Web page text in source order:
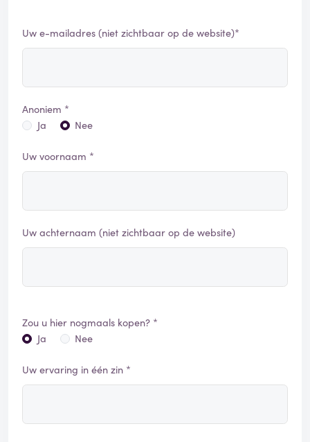
Uw e-mailadres (niet zichtbaar op de website)*
Anoniem *
Ja
Nee
Uw voornaam *
Uw achternaam (niet zichtbaar op de website)
Zou u hier nogmaals kopen? *
Ja
Nee
Uw ervaring in één zin *